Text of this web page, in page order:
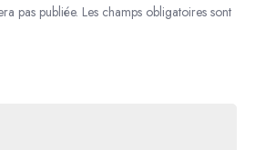
pas publiée. Les champs obligatoires sont